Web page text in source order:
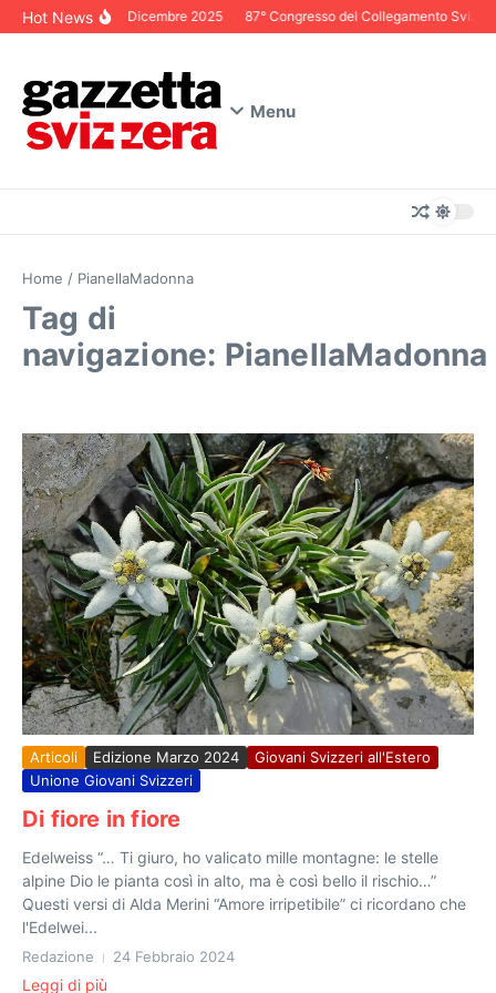
Salta al contenuto
Hot NewsEditoriale Dicembre 2025 87° Congresso del Collegamento
Menu
Home / PianellaMadonna
Tag di
navigazione: PianellaMadonna
Articoli Edizione Marzo 2024
Giovani Svizzeri all'Estero
Unione Giovani Svizzeri
Di fiore in fiore
Edelweiss “… Ti giuro, ho valicato mille montagne: le stelle
alpine Dio le pianta così in alto, ma è così bello il rischio…”
Questi versi di Alda Merini “Amore irripetibile” ci ricordano che
l'Edelwei...
Redazione 24 Febbraio 2024
Leggi di più